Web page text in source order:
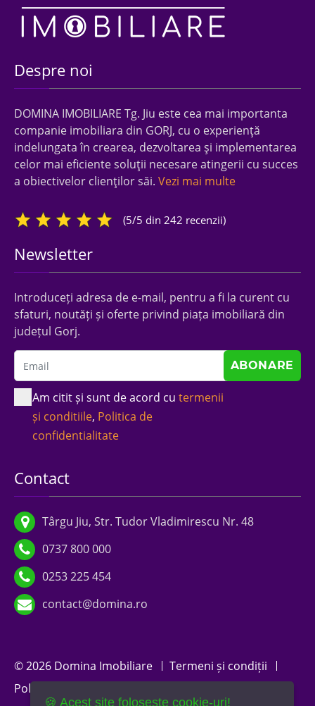
Despre noi
DOMINA IMOBILIARE Tg. Jiu este cea mai importanta
companie imobiliara din GORJ, cu o experienţă
indelungata în crearea, dezvoltarea şi implementarea
celor mai eficiente soluţii necesare atingerii cu succes
a obiectivelor clienţilor săi. Vezi mai multe
(5/5 din 242 recenzii)
Newsletter
Introduceți adresa de e-mail, pentru a fi la curent cu
sfaturi, noutăți și oferte privind piața imobiliară din
județul Gorj.
Am citit și sunt de acord cu termenii
și conditiile, Politica de
confidentialitate
Contact
Târgu Jiu, Str. Tudor Vladimirescu Nr. 48
0737 800 000
0253 225 454
contact@domina.ro
© 2026 Domina Imobiliare
Termeni și condiții
Politica de confidențialitate
🍪 Acest site folosește cookie-uri!